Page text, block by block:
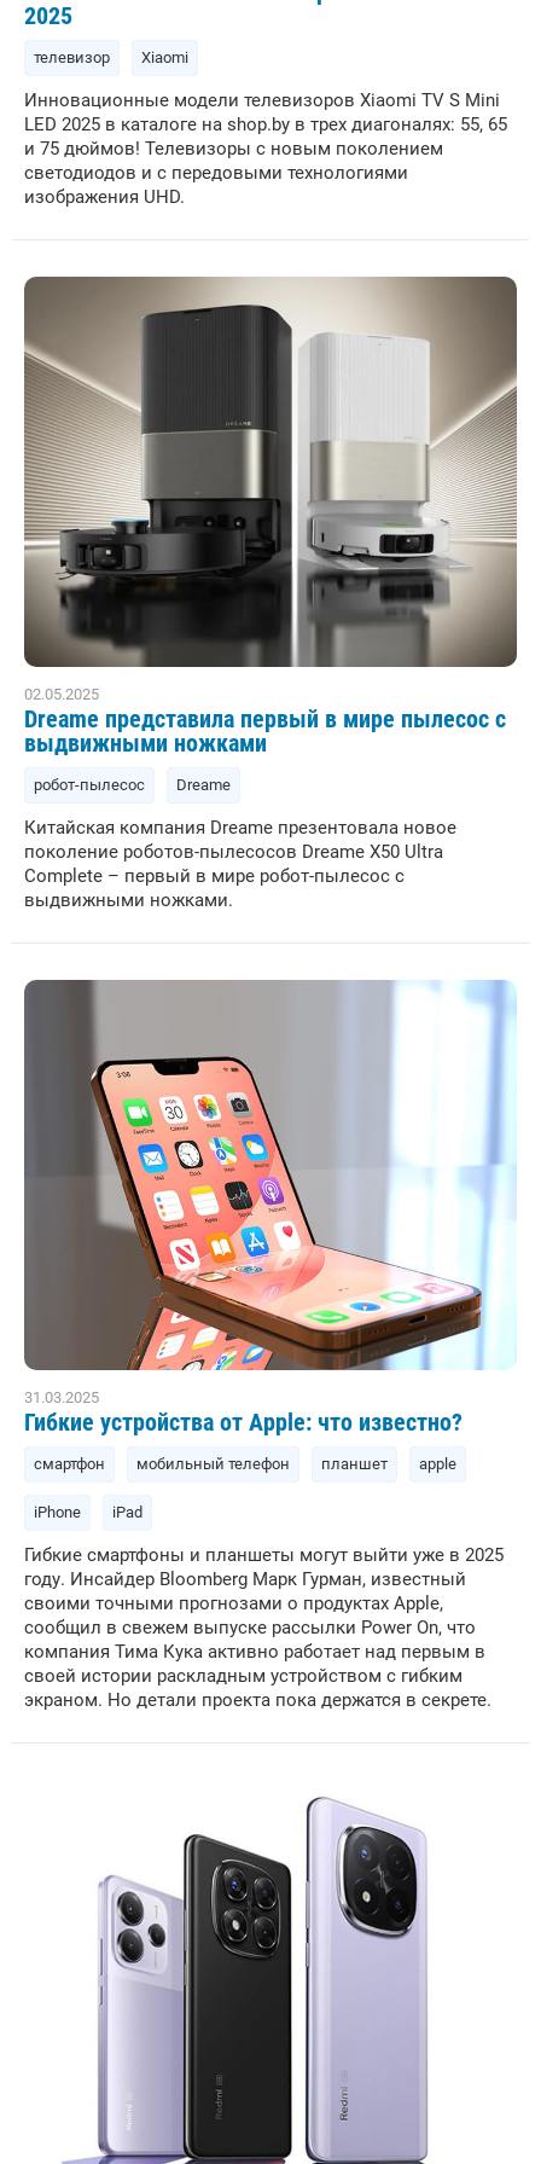
2025
телевизор Xiaomi
Инновационные модели телевизоров Xiaomi TV S Mini
LED 2025 в каталоге на shop.by в трех диагоналях: 55, 65
и 75 дюймов! Телевизоры с новым поколением
светодиодов и с передовыми технологиями
изображения UHD.
02.05.2025
Dreame представила первый в мире пылесос с
выдвижными ножками
робот-пылесос Dreame
Китайская компания Dreame презентовала новое
поколение роботов-пылесосов Dreame X50 Ultra
Complete – первый в мире робот-пылесос с
выдвижными ножками.
31.03.2025
Гибкие устройства от Apple: что известно?
смартфон мобильный телефон планшет apple
iPhone iPad
Гибкие смартфоны и планшеты могут выйти уже в 2025
году. Инсайдер Bloomberg Марк Гурман, известный
своими точными прогнозами о продуктах Apple,
сообщил в свежем выпуске рассылки Power On, что
компания Тима Кука активно работает над первым в
своей истории раскладным устройством с гибким
экраном. Но детали проекта пока держатся в секрете.